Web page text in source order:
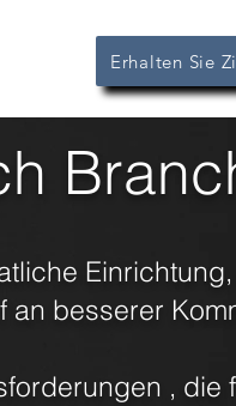
Erhalten Sie
besserer
, die